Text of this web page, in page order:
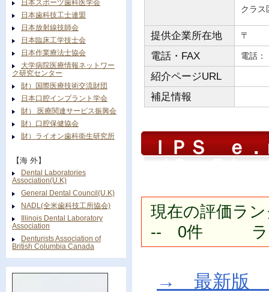
クラ
提供企業所在地 〒
電話・FAX 電
紹介ページURL
補足情報
ＩＰＳ ｅ
現在の評価
-- 0件 ラ
→ 最新版
日本スポーツ歯科医学会
日本歯科技工士連盟
日本放射線技師会
日本臨床工学技士会
日本作業療法士協会
大学病院医療情報ネットワー
ク研究センター
財）国際医療技術交流財団
日本口腔インプラント学会
財） 医療関連サービス振興会
財）口腔保健協会
財）ライオン歯科衛生研究所
【海 外】
Dental Laboratories
Association(U.K)
General Dental Council(U.K)
NADL(全米歯科技工所協会)
Illinois Dental Laboratory
Association
Denturists Association of
British Columbia Canada